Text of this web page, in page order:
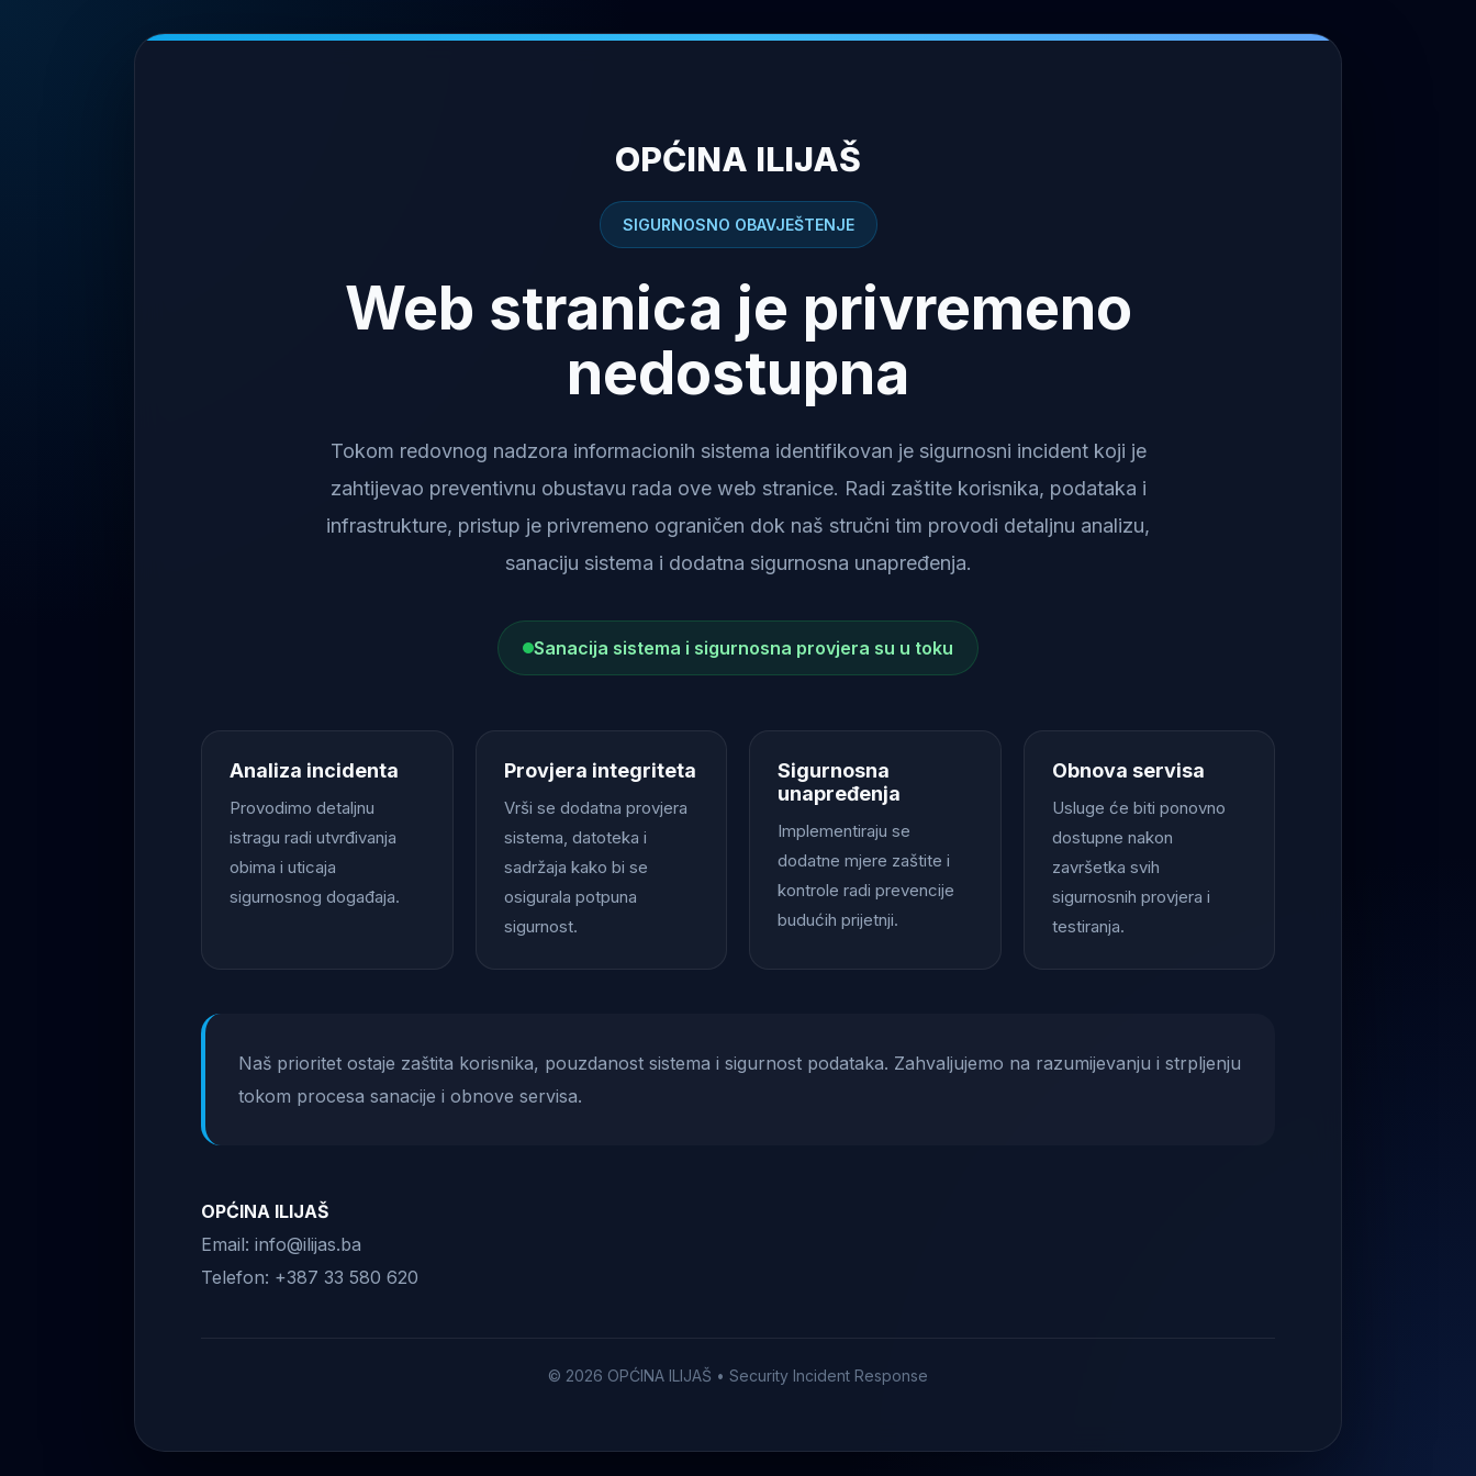
OPĆINA ILIJAŠ
SIGURNOSNO OBAVJEŠTENJE
Web stranica je privremeno
nedostupna
Tokom redovnog nadzora informacionih sistema identifikovan je sigurnosni incident koji je
zahtijevao preventivnu obustavu rada ove web stranice. Radi zaštite korisnika, podataka i
infrastrukture, pristup je privremeno ograničen dok naš stručni tim provodi detaljnu analizu,
sanaciju sistema i dodatna sigurnosna unapređenja.
Sanacija sistema i sigurnosna provjera su u toku
Analiza incidenta
Provodimo detaljnu
istragu radi utvrđivanja
obima i uticaja
sigurnosnog događaja.
Provjera integriteta
Vrši se dodatna provjera
sistema, datoteka i
sadržaja kako bi se
osigurala potpuna
sigurnost.
Sigurnosna
unapređenja
Implementiraju se
dodatne mjere zaštite i
kontrole radi prevencije
budućih prijetnji.
Obnova servisa
Usluge će biti ponovno
dostupne nakon
završetka svih
sigurnosnih provjera i
testiranja.
Naš prioritet ostaje zaštita korisnika, pouzdanost sistema i sigurnost podataka. Zahvaljujemo na razumijevanju i strpljenju
tokom procesa sanacije i obnove servisa.
OPĆINA ILIJAŠ
Email: info@ilijas.ba
Telefon: +387 33 580 620
© 2026 OPĆINA ILIJAŠ • Security Incident Response